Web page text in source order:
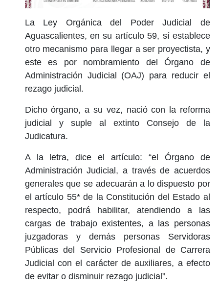
La Ley Orgánica del Poder Judicial de
Aguascalientes, en su artículo 59, sí establece
otro mecanismo para llegar a ser proyectista, y
este es por nombramiento del Órgano de
Administración Judicial (OAJ) para reducir el
rezago judicial.
Dicho órgano, a su vez, nació con la reforma
judicial y suple al extinto Consejo de la
Judicatura.
A la letra, dice el artículo: “el Órgano de
Administración Judicial, a través de acuerdos
generales que se adecuarán a lo dispuesto por
el artículo 55* de la Constitución del Estado al
respecto, podrá habilitar, atendiendo a las
cargas de trabajo existentes, a las personas
juzgadoras y demás personas Servidoras
Públicas del Servicio Profesional de Carrera
Judicial con el carácter de auxiliares, a efecto
de evitar o disminuir rezago judicial”.